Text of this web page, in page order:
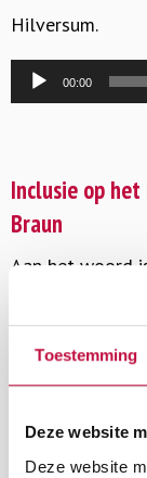
Toestemming
Deze website
Deze website
Hilversum.
Audiospeler
00:00
Inclusie op
Braun
Aan het woord
antropoloog
met Jitske
met het